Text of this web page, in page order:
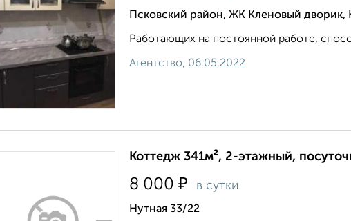
Псковский район, ЖК Кленовый дворик,
Работающих на постоянной работе,
Агентство, 06.05.2022
Коттедж 341м², 2-этажный,
8 000 ₽ в сутки
Нутная 33/22